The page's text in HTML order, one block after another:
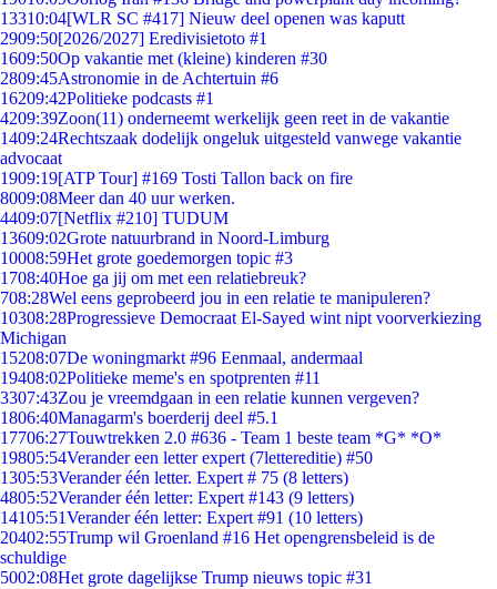
13310:04[WLR SC #417] Nieuw deel openen was kaputt
2909:50[2026/2027] Eredivisietoto #1
1609:50Op vakantie met (kleine) kinderen #30
2809:45Astronomie in de Achtertuin #6
16209:42Politieke podcasts #1
4209:39Zoon(11) onderneemt werkelijk geen reet in de vakantie
1409:24Rechtszaak dodelijk ongeluk uitgesteld vanwege vakantie
advocaat
1909:19[ATP Tour] #169 Tosti Tallon back on fire
8009:08Meer dan 40 uur werken.
4409:07[Netflix #210] TUDUM
13609:02Grote natuurbrand in Noord-Limburg
10008:59Het grote goedemorgen topic #3
1708:40Hoe ga jij om met een relatiebreuk?
708:28Wel eens geprobeerd jou in een relatie te manipuleren?
10308:28Progressieve Democraat El-Sayed wint nipt voorverkiezing
Michigan
15208:07De woningmarkt #96 Eenmaal, andermaal
19408:02Politieke meme's en spotprenten #11
3307:43Zou je vreemdgaan in een relatie kunnen vergeven?
1806:40Managarm's boerderij deel #5.1
17706:27Touwtrekken 2.0 #636 - Team 1 beste team *G* *O*
19805:54Verander een letter expert (7lettereditie) #50
1305:53Verander één letter. Expert # 75 (8 letters)
4805:52Verander één letter: Expert #143 (9 letters)
14105:51Verander één letter: Expert #91 (10 letters)
20402:55Trump wil Groenland #16 Het opengrensbeleid is de
schuldige
5002:08Het grote dagelijkse Trump nieuws topic #31